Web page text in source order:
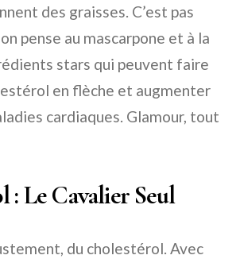
des graisses. C’est pas
pense au mascarpone et à la
stars qui peuvent faire
en flèche et augmenter
cardiaques. Glamour, tout
: Le Cavalier Seul
du cholestérol. Avec